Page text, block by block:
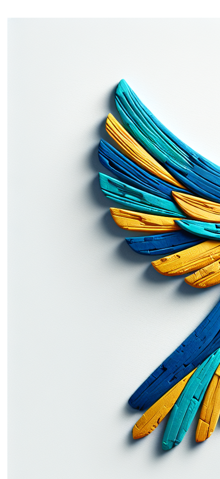
1. Algemene bepalingen
De e-commerce website van Sara.be biedt haar klanten
de mogelijkheid om domeinnamen te registreren, kopen,
huren, verkopen, verhuren en exploiteren.
Deze Algemene Voorwaarden (‘Voorwaarden’) zijn van
toepassing op elke bestelling die geplaatst wordt door
een bezoeker van deze e-commerce website
(‘Klant’).Deze Algemene Voorwaarden (‘Voorwaarden’)
zijn van toepassing op elke bestelling die geplaatst
wordt door een bezoeker van deze e-commerce website
(‘Klant’).Deze Algemene Voorwaarden (‘Voorwaarden’)
zijn van toepassing op elke bestelling die geplaatst
wordt door een bezoeker van deze e-commerce website
(‘Klant’).Deze Algemene Voorwaarden (‘Voorwaarden’)
zijn van toepassing op elke bestelling die geplaatst
wordt door een bezoeker van deze e-commerce website
webwinkel van Sara.be moet de Klant deze Voorwaarden
uitdrukkelijk aanvaarden, waarmee hij instemt met de
toepasselijkheid van deze Voorwaarden, met uitsluiting
van alle andere voorwaarden. Bijkomende voorwaarden
van de Klant worden uitgesloten, tenzij deze
voorafgaandelijk, schriftelijk en uitdrukkelijk door